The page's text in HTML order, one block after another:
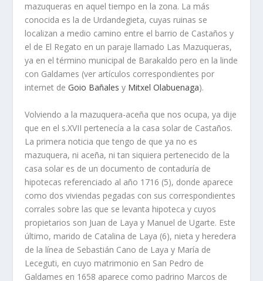
mazuqueras en aquel tiempo en la zona. La más
conocida es la de Urdandegieta, cuyas ruinas se
localizan a medio camino entre el barrio de Castaños y
el de El Regato en un paraje llamado Las Mazuqueras,
ya en el término municipal de Barakaldo pero en la linde
con Galdames (ver artí­culos correspondientes por
internet deGoio Bañales y Mitxel Olabuenaga).
Volviendo a la mazuquera-aceña que nos ocupa, ya dije
que en el s.XVII pertenecí­a a la casa solar de Castaños.
La primera noticia que tengo de que ya no es
mazuquera, ni aceña, ni tan siquiera pertenecido de la
casa solar es de un documento de contadurí­a de
hipotecas referenciado al año 1716 (5), donde aparece
como dos viviendas pegadas con sus correspondientes
corrales sobre las que se levanta hipoteca y cuyos
propietarios son Juan de Laya y Manuel de Ugarte. Este
último, marido de Catalina de Laya (6), nieta y heredera
de la lí­nea de Sebastián Cano de Laya y Marí­a de
Leceguti, en cuyo matrimonio en San Pedro de
Galdames en 1658 aparece como padrino Marcos de